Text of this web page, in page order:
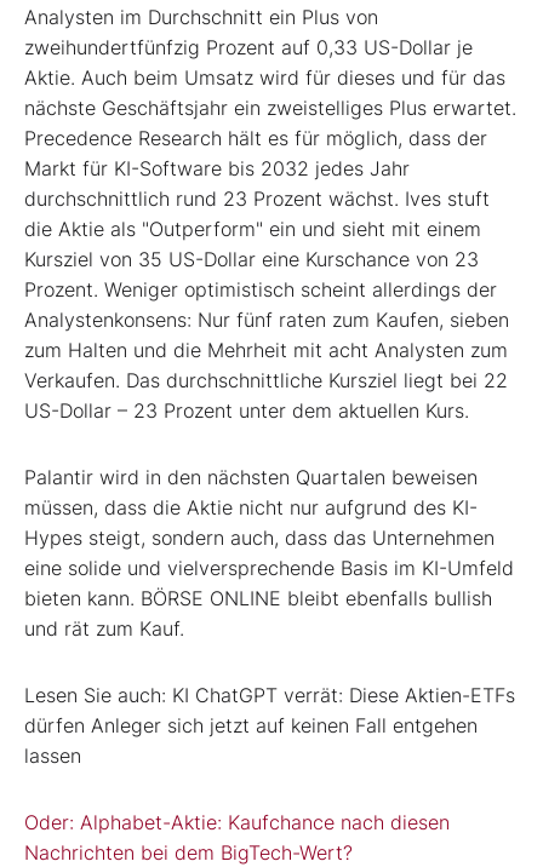
Analysten im Durchschnitt ein Plus von
zweihundertfünfzig Prozent auf 0,33 US-Dollar je
Aktie. Auch beim Umsatz wird für dieses und für das
nächste Geschäftsjahr ein zweistelliges Plus erwartet.
Precedence Research hält es für möglich, dass der
Markt für KI-Software bis 2032 jedes Jahr
durchschnittlich rund 23 Prozent wächst. Ives stuft
die Aktie als "Outperform" ein und sieht mit einem
Kursziel von 35 US-Dollar eine Kurschance von 23
Prozent. Weniger optimistisch scheint allerdings der
Analystenkonsens: Nur fünf raten zum Kaufen, sieben
zum Halten und die Mehrheit mit acht Analysten zum
Verkaufen. Das durchschnittliche Kursziel liegt bei 22
US-Dollar – 23 Prozent unter dem aktuellen Kurs.
Palantir wird in den nächsten Quartalen beweisen
müssen, dass die Aktie nicht nur aufgrund des KI-
Hypes steigt, sondern auch, dass das Unternehmen
eine solide und vielversprechende Basis im KI-Umfeld
bieten kann. BÖRSE ONLINE bleibt ebenfalls bullish
und rät zum Kauf.
Lesen Sie auch: KI ChatGPT verrät: Diese Aktien-ETFs
dürfen Anleger sich jetzt auf keinen Fall entgehen
lassen
Oder: Alphabet-Aktie: Kaufchance nach diesen
Nachrichten bei dem BigTech-Wert?